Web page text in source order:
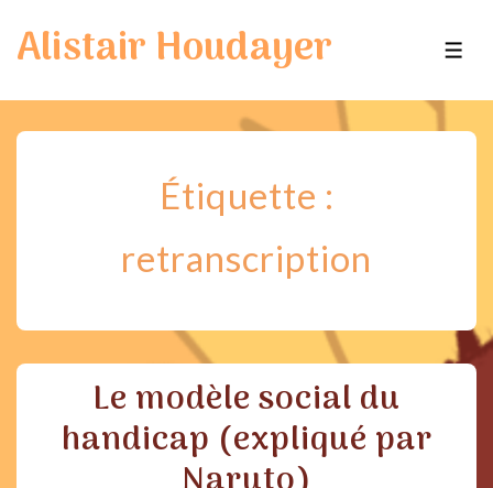
passer
Alistair Houdayer
Étiquette :
retranscription
Le modèle social du
handicap (expliqué par